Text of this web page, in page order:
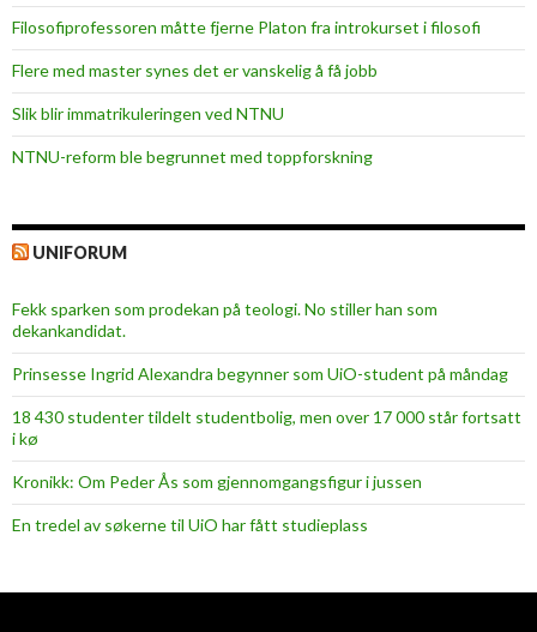
Filosofiprofessoren måtte fjerne Platon fra introkurset i filosofi
Flere med master synes det er vanskelig å få jobb
Slik blir immatrikuleringen ved NTNU
NTNU-reform ble begrunnet med toppforskning
UNIFORUM
Fekk sparken som prodekan på teologi. No stiller han som
dekankandidat.
Prinsesse Ingrid Alexandra begynner som UiO-student på måndag
18 430 studenter tildelt studentbolig, men over 17 000 står fortsatt
i kø
Kronikk: Om Peder Ås som gjennomgangsfigur i jussen
En tredel av søkerne til UiO har fått studieplass